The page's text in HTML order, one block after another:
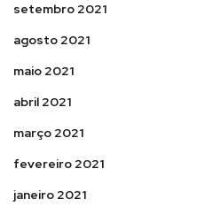
setembro 2021
agosto 2021
maio 2021
abril 2021
março 2021
fevereiro 2021
janeiro 2021